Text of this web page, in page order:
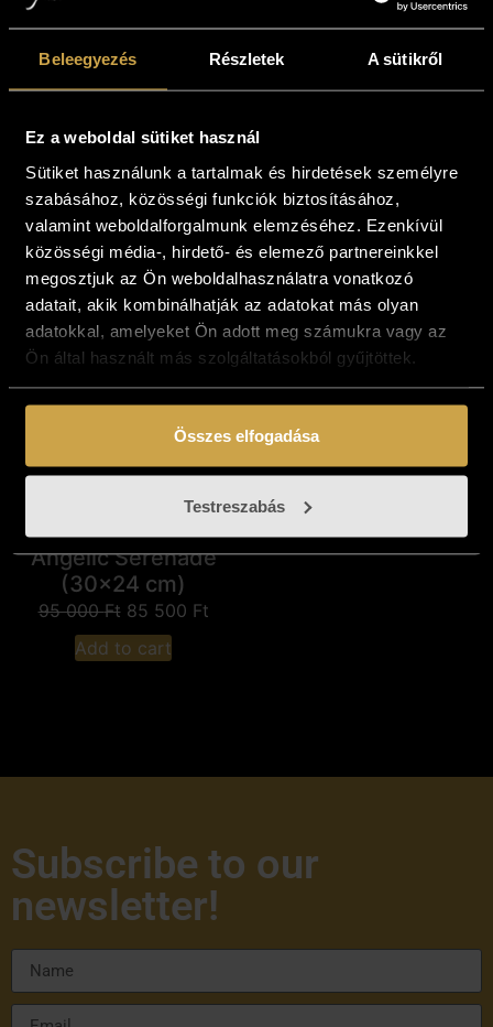
Beleegyezés Részletek A sütikről
Ez a weboldal sütiket használ
Sütiket használunk a tartalmak és hirdetések személyre
szabásához, közösségi funkciók biztosításához,
valamint weboldalforgalmunk elemzéséhez. Ezenkívül
közösségi média-, hirdető- és elemező partnereinkkel
megosztjuk az Ön weboldalhasználatra vonatkozó
adatait, akik kombinálhatják az adatokat más olyan
adatokkal, amelyeket Ön adott meg számukra vagy az
Ön által használt más szolgáltatásokból gyűjtöttek.
Összes elfogadása
Testreszabás
love you (50x40
cm)
227 000Ft 204 300Ft
Add to cart
(50x40 cm)
211 000Ft 189 900
Add to cart
Action
Bernadett Cserfő –
Angelic Serenade
(30x24 cm)
95 000Ft 85 500 Ft
Add to cart
Subscribe to our
newsletter!